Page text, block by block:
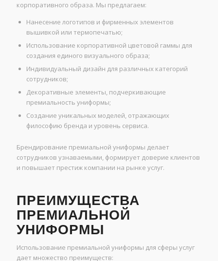
корпоративного образа. Мы предлагаем:
Нанесение логотипов и фирменных элементов
вышивкой или термопечатью;
Использование корпоративной цветовой гаммы для
создания единого визуального образа;
Индивидуальный дизайн для различных категорий
сотрудников;
Декоративные элементы, подчеркивающие
премиальность униформы;
Создание уникальных моделей, отражающих
философию бренда и уровень сервиса.
Брендирование премиальной униформы делает
сотрудников узнаваемыми, формирует доверие клиентов
и повышает престиж компании на рынке услуг.
ПРЕИМУЩЕСТВА
ПРЕМИАЛЬНОЙ
УНИФОРМЫ
Использование премиальной униформы для сферы услуг
дает множество преимуществ: